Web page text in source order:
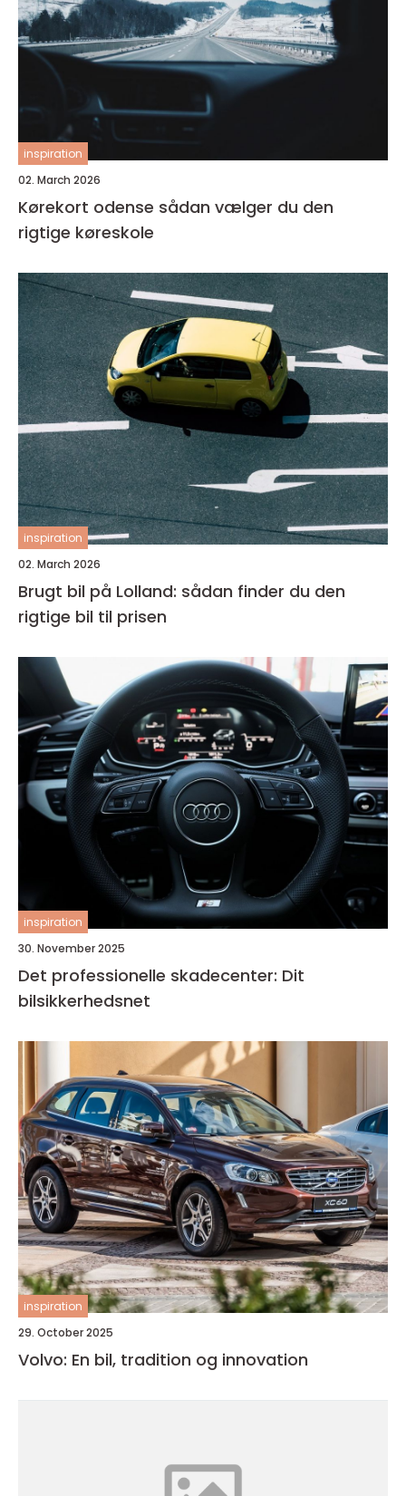
inspiration
02. March 2026
Kørekort odense sådan vælger du den
rigtige køreskole
inspiration
02. March 2026
Brugt bil på Lolland: sådan finder du den
rigtige bil til prisen
inspiration
30. November 2025
Det professionelle skadecenter: Dit
bilsikkerhedsnet
inspiration
29. October 2025
Volvo: En bil, tradition og innovation